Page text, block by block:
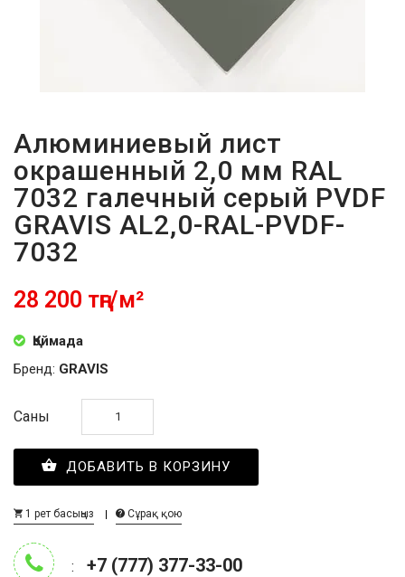
Алюминиевый лист
окрашенный 2,0 мм RAL
7032 галечный серый PVDF
GRAVIS AL2,0-RAL-PVDF-
7032
28 200 тңг/м²
Қоймада
Бренд: GRAVIS
Саны
ДОБАВИТЬ В КОРЗИНУ
1 рет басыңыз Сұрақ қою
: +7 (777) 377-33-00